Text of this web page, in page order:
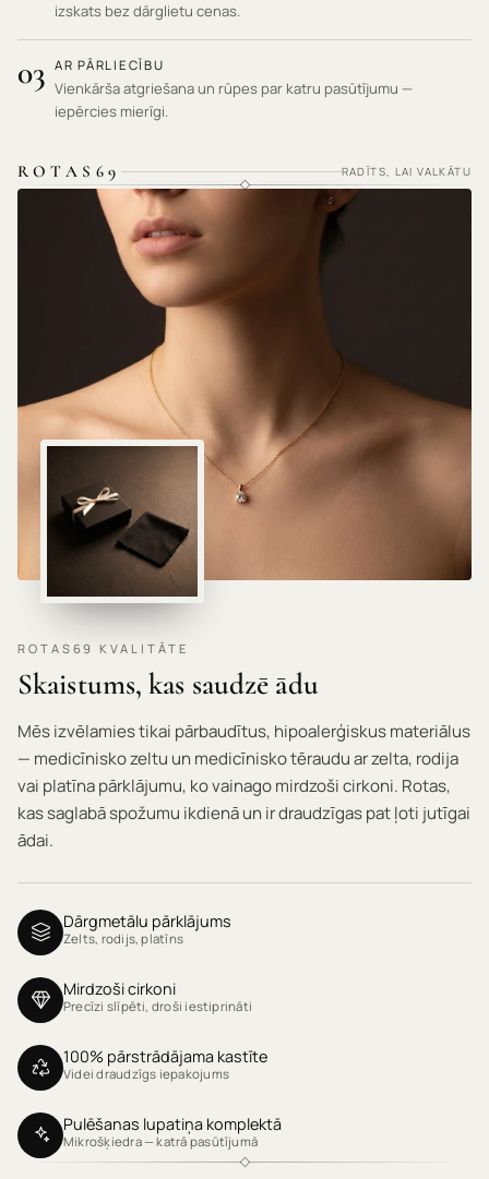
izskats bez dārglietu cenas.
03 AR PĀRLIECĪBU
Vienkārša atgriešana un rūpes par katru pasūtījumu —
iepērcies mierīgi.
ROTAS69 RADĪTS, LAI VALKĀTU
HIPOALERĢISKI MATERIĀLI · NEKAIRINA ĀDU ·
ROTAS69 KVALITĀTE
Skaistums, kas saudzē ādu
Mēs izvēlamies tikai pārbaudītus, hipoalerģiskus materiālus
— medicīnisko zeltu un medicīnisko tēraudu ar zelta, rodija
vai platīna pārklājumu, ko vainago mirdzoši cirkoni. Rotas,
kas saglabā spožumu ikdienā un ir draudzīgas pat ļoti jutīgai
ādai.
Dārgmetālu pārklājums
Zelts, rodijs, platīns
Mirdzoši cirkoni
Precīzi slīpēti, droši iestiprināti
100% pārstrādājama kastīte
Videi draudzīgs iepakojums
Pulēšanas lupatiņa komplektā
Mikrošķiedra — katrā pasūtījumā